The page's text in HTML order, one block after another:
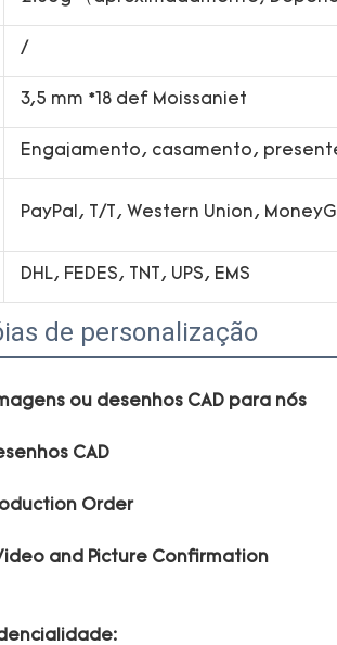
/
3,5 mm *18 def Moissaniet
Engajamento, casamento,
PayPal, T/T, Western Union,
DHL, FEDES, TNT, UPS, EMS
de personalização